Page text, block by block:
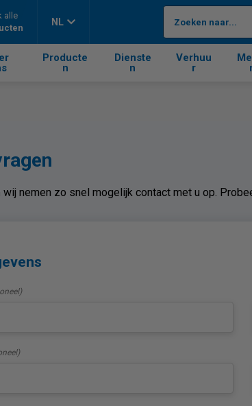
alle
NL
Producte
n
Dienste
n
Verhuu
r
nemen zo snel mogelijk contact met u op.